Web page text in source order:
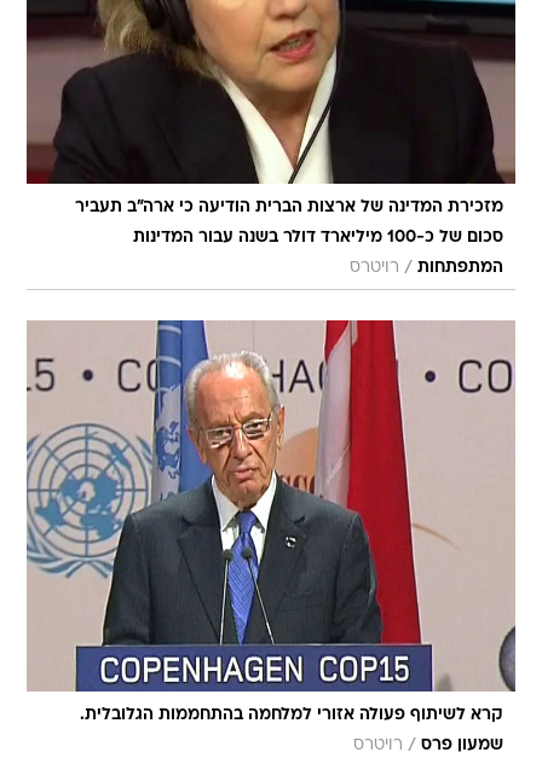
מזכירת המדינה של ארצות הברית הודיעה כי ארה"ב תעביר
סכום של כ-100 מיליארד דולר בשנה עבור המדינות
המתפתחות / רויטרס
קרא לשיתוף פעולה אזורי למלחמה בהתחממות הגלובלית.
שמעון פרס / רויטרס